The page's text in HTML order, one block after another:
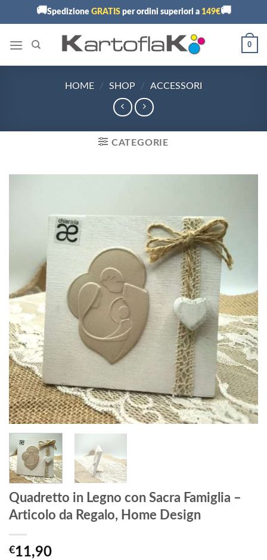
🚚Spedizione GRATISper ordini superiori a 149€🚚
0
HOME / SHOP / ACCESSORI
CATEGORIE
Quadretto in Legno con Sacra Famiglia –
Articolo da Regalo, Home Design
€11,90